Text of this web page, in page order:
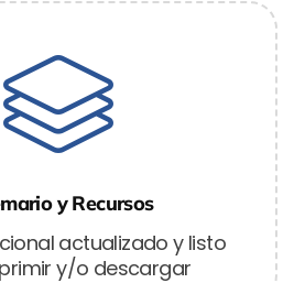
y Recursos
actualizado y listo
y/o descargar